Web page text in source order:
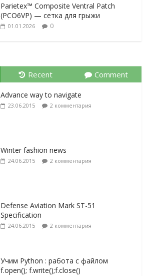
Parietex™ Composite Ventral Patch
(PCO6VP) — сетка для грыжи
01.01.2026 0
Recent Comment
Advance way to navigate
23.06.2015 2 комментария
Winter fashion news
24.06.2015 2 комментария
Defense Aviation Mark ST-51
Specification
24.06.2015 2 комментария
Учим Python : работа с файлом
f.open(); f.write();f.close()